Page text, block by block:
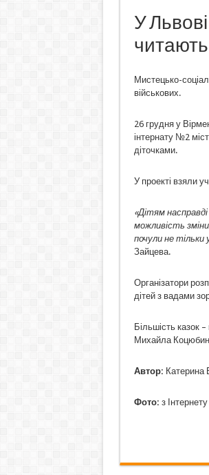
У
читають
Мистецько-
військових.
26 грудня у
інтернату №2
діточками.
У проекті взяли
«Дітям
можливість
почули не тільки
Зайцева.
Організатори
дітей з вадами
Більшість казок
Михайла
Автор: Катерина
Фото: з Інтернету